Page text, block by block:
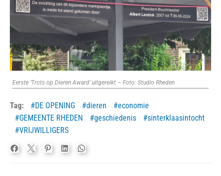
Eerste ‘Trots op Dieren Award’ uitgereikt – Foto: Studio Rheden
Tag: DE OPENING dieren
economie
GEMEENTE RHEDEN
geschiedenis
sinterklaasintocht
VRIJWILLIGERS